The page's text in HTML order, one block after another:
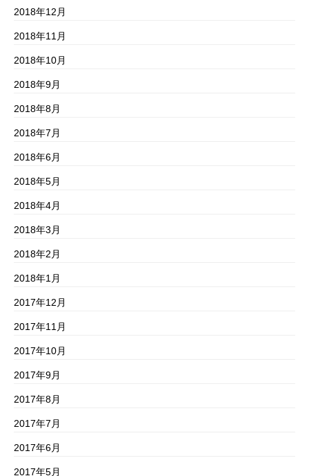
2018年12月
2018年11月
2018年10月
2018年9月
2018年8月
2018年7月
2018年6月
2018年5月
2018年4月
2018年3月
2018年2月
2018年1月
2017年12月
2017年11月
2017年10月
2017年9月
2017年8月
2017年7月
2017年6月
2017年5月